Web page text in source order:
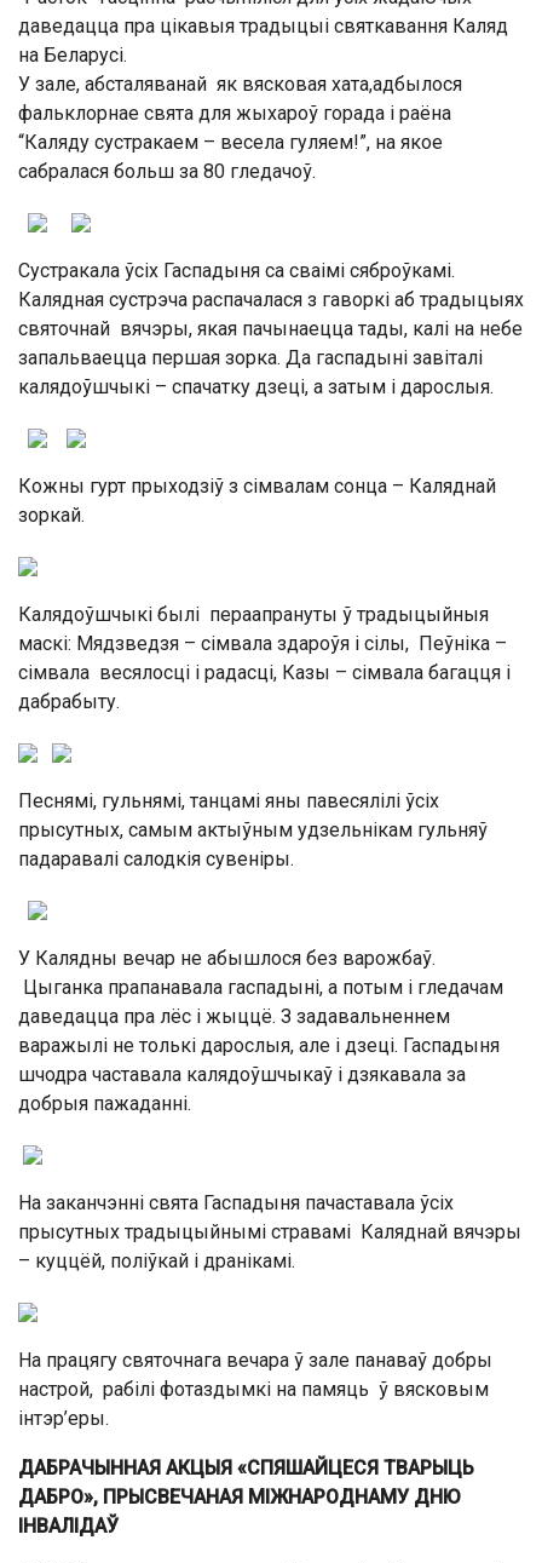
даведацца пра цікавыя традыцыі святкавання Каляд
на Беларусі.
У зале, абсталяванай як вясковая хата,адбылося
фальклорнае свята для жыхароў горада і раёна
“Каляду сустракаем – весела гуляем!”, на якое
сабралася больш за 80 гледачоў.
Сустракала ўсіх Гаспадыня са сваімі сяброўкамі.
Калядная сустрэча распачалася з гаворкі аб традыцыях
святочнай вячэры, якая пачынаецца тады, калі на небе
запальваецца першая зорка. Да гаспадыні завіталі
калядоўшчыкі – спачатку дзеці, а затым і дарослыя.
Кожны гурт прыходзіў з сімвалам сонца – Каляднай
зоркай.
Калядоўшчыкі былі пераапрануты ў традыцыйныя
маскі: Мядзведзя – сімвала здароўя і сілы, Пеўніка –
сімвала весялосці і радасці, Казы – сімвала багацця і
дабрабыту.
Песнямі, гульнямі, танцамі яны павесялілі ўсіх
прысутных, самым актыўным удзельнікам гульняў
падаравалі салодкія сувеніры.
У Калядны вечар не абышлося без варожбаў.
Цыганка прапанавала гаспадыні, а потым і гледачам
даведацца пра лёс і жыццё. З задавальненнем
варажылі не толькі дарослыя, але і дзеці. Гаспадыня
шчодра частавала калядоўшчыкаў і дзякавала за
добрыя пажаданні.
На заканчэнні свята Гаспадыня пачаставала ўсіх
прысутных традыцыйнымі стравамі Каляднай вячэры
– куццёй, поліўкай і дранікамі.
На працягу святочнага вечара ў зале панаваў добры
настрой, рабілі фотаздымкі на памяць ў вясковым
інтэр’еры.
ДАБРАЧЫННАЯ АКЦЫЯ «СПЯШАЙЦЕСЯ ТВАРЫЦЬ
ДАБРО», ПРЫСВЕЧАНАЯ МІЖНАРОДНАМУ ДНЮ
ІНВАЛІДАЎ